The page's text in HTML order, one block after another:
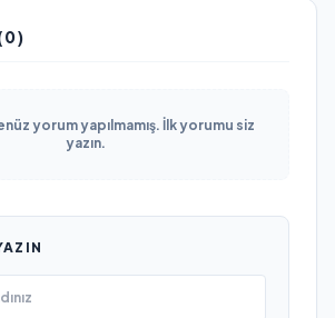
yorum yapılmamış. İlk yorumu siz
yazın.